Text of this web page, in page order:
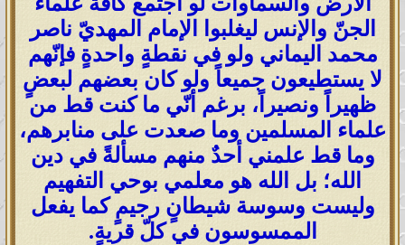
الجنّ والإنس ليغلبوا الإمام المهديّ ناصر
محمد اليماني ولو في نقطةٍ واحدةٍ فإنّهم
لا يستطيعون جميعاً ولو كان بعضهم لبعضٍ
ظهيراً ونصيراً، برغم أنّي ما كنت قط من
علماء المسلمين وما صعدت على منابرهم،
وما قط علمني أحدٌ منهم مسألةً في دين
الله؛ بل الله هو معلمي بوحي التفهيم
وليست وسوسة شيطانٍ رجيمٍ كما يفعل
الممسوسون في كلّ قريةٍ.